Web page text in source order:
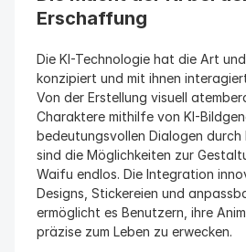
Erschaffung
Die KI-Technologie hat die Art
konzipiert und mit ihnen
Von der Erstellung visuell
Charaktere mithilfe von KI-
bedeutungsvollen Dialogen durch
sind die Möglichkeiten zur
Waifu endlos. Die Integration
Designs, Stickereien und
ermöglicht es Benutzern, ihre
präzise zum Leben zu erwecken.